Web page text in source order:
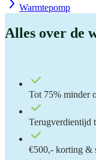
Warmtepomp
Alles over de
Tot 75% minder
Terugverdientijd
€500,- korting &